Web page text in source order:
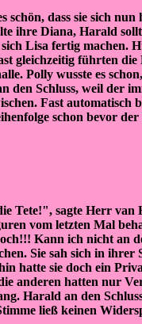
schön, dass sie sich nun
ihre Diana, Harald
Lisa fertig machen.
gleichzeitig führten
Polly wusste es
den Schluss, weil der
Fast automatisch
schon bevor
Tete!", sagte Herr van
vom letzten Mal
Kann ich nicht an
Sie sah sich in ihrer
hatte sie doch ein
anderen hatten nur
Harald an den
ließ keinen